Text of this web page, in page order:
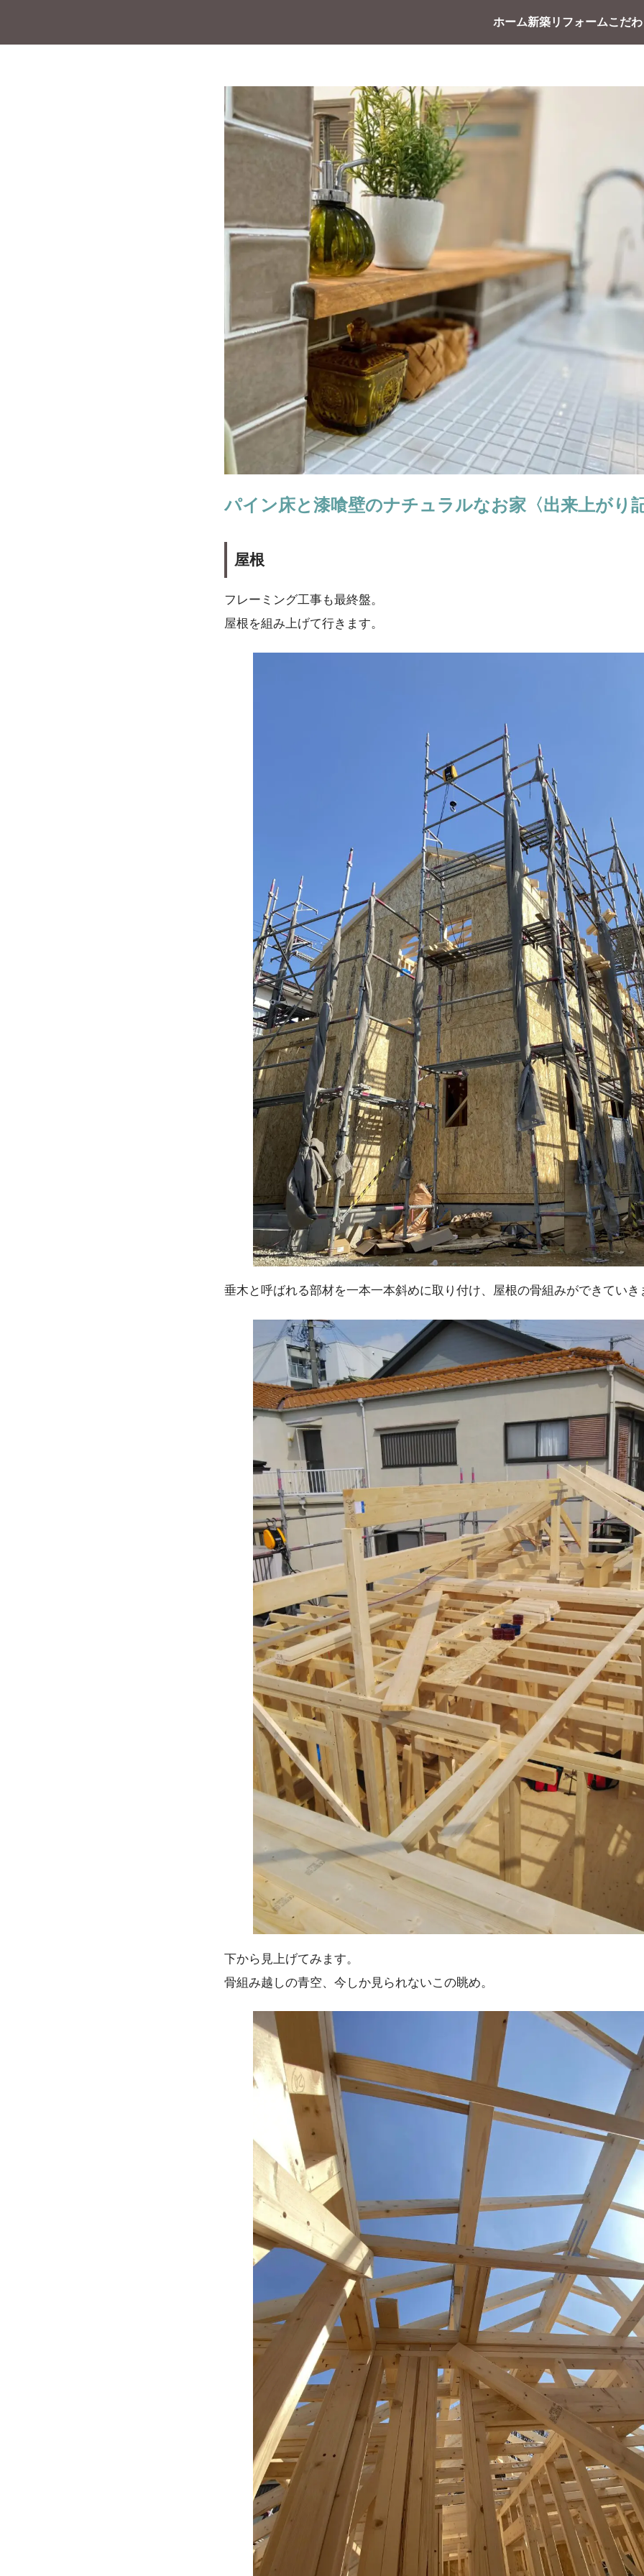
ホーム新築リフォームこだ
パイン床と漆喰壁のナチュラルなお家〈出来上がり
屋根
フレーミング工事も最終盤。
屋根を組み上げて行きます。
垂木と呼ばれる部材を一本一本斜めに取り付け、屋根の骨組みができていき
下から見上げてみます。
骨組み越しの青空、今しか見られないこの眺め。